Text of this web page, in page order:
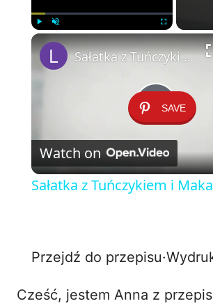
SAVE
P
l
y
V
Sałatka z Tuńczykiem i Makaronem
Watch on
Sałatka z Tuńczykiem i
Przejdź do przepisu·
Cześć, jestem Anna z